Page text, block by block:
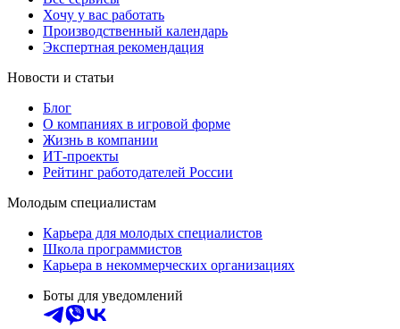
Хочу у вас работать
Производственный календарь
Экспертная рекомендация
Новости и статьи
Блог
О компаниях в игровой форме
Жизнь в компании
ИТ-проекты
Рейтинг работодателей России
Молодым специалистам
Карьера для молодых специалистов
Школа программистов
Карьера в некоммерческих организациях
Боты для уведомлений